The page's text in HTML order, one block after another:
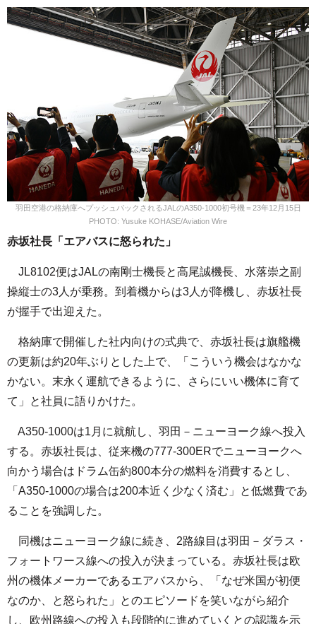
羽田空港の格納庫へプッシュバックされるJALのA350-1000初号機＝23年12月15日
PHOTO: Yusuke KOHASE/Aviation Wire
赤坂社長「エアバスに怒られた」
JL8102便はJALの南剛士機長と高尾誠機長、水落崇之副
操縦士の3人が乗務。到着機からは3人が降機し、赤坂社長
が握手で出迎えた。
格納庫で開催した社内向けの式典で、赤坂社長は旗艦機
の更新は約20年ぶりとした上で、「こういう機会はなかな
かない。末永く運航できるように、さらにいい機体に育て
て」と社員に語りかけた。
A350-1000は1月に就航し、羽田－ニューヨーク線へ投入
する。赤坂社長は、従来機の777-300ERでニューヨークへ
向かう場合はドラム缶約800本分の燃料を消費するとし、
「A350-1000の場合は200本近く少なく済む」と低燃費であ
ることを強調した。
同機はニューヨーク線に続き、2路線目は羽田－ダラス・
フォートワース線への投入が決まっている。赤坂社長は欧
州の機体メーカーであるエアバスから、「なぜ米国が初便
なのか、と怒られた」とのエピソードを笑いながら紹介
し、欧州路線への投入も段階的に進めていくとの認識を示